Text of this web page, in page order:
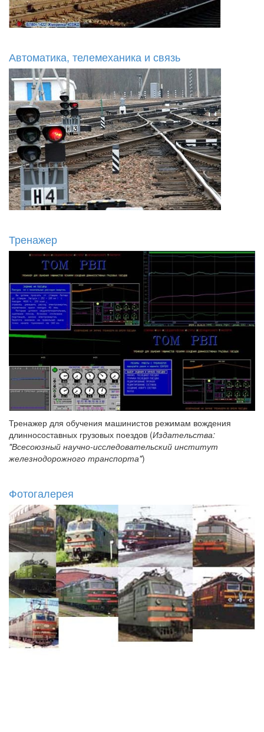
Автоматика, телемеханика и связь
Тренажер
Тренажер для обучения машинистов режимам вождения
длинносоставных грузовых поездов (Издательства:
"Всесоюзный научно-исследовательский институт
железнодорожного транспорта")
Фотогалерея